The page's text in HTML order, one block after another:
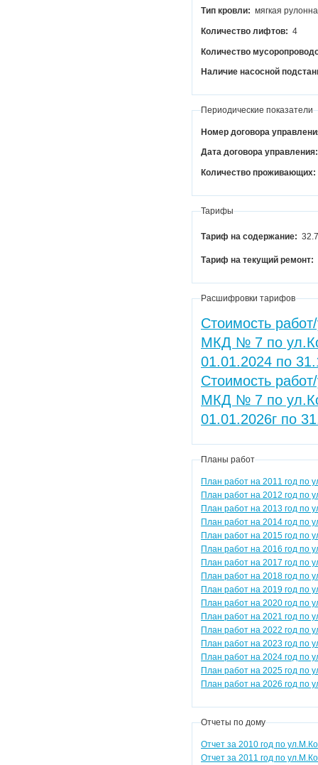
Тип кровли: мягкая
Количество лифтов: 4
Количество
Наличие насосной
Периодические показатели
Номер договора
Дата договора
Количество проживающих:
Тарифы
Тариф на содержание:
Тариф на текущий ремонт:
Расшифровки тарифов
Стоимость
МКД № 7 по
01.01.2024 по
Стоимость
МКД № 7 по
01.01.2026г по
Планы работ
План работ на 2011 год по
План работ на 2012 год по
План работ на 2013 год по
План работ на 2014 год по
План работ на 2015 год по
План работ на 2016 год по
План работ на 2017 год по
План работ на 2018 год по
План работ на 2019 год по
План работ на 2020 год по
План работ на 2021 год по
План работ на 2022 год по
План работ на 2023 год по
План работ на 2024 год по
План работ на 2025 год по
План работ на 2026 год по
Отчеты по дому
Отчет за 2010 год по
Отчет за 2011 год по